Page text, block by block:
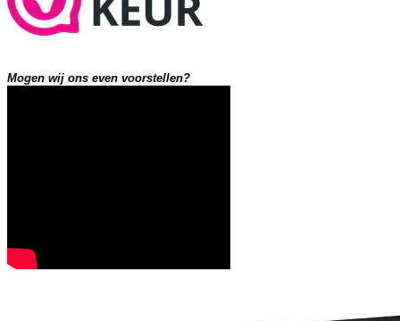
Mogen wij ons even voorstellen?